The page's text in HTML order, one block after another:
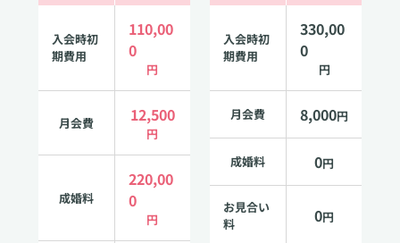
入会時初
期費用
110,00
0
円
月会費 12,500
円
成婚料
220,00
0
円
入会時初
期費用
330,00
0
円
月会費 8,000円
成婚料 0円
お見合い
料
0円